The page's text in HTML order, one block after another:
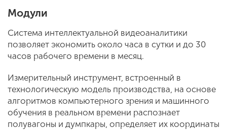
Модули
Система интеллектуальной видеоаналитики
позволяет экономить около часа в сутки и до 30
часов рабочего времени в месяц.
Измерительный инструмент, встроенный в
технологическую модель производства, на основе
алгоритмов компьютерного зрения и машинного
обучения в реальном времени распознает
полувагоны и думпкары, определяет их координаты